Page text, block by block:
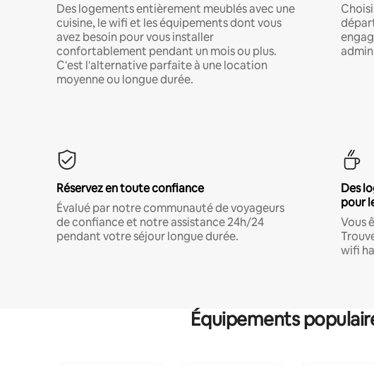
Des logements entièrement meublés avec une
cuisine, le wifi et les équipements dont vous
avez besoin pour vous installer
confortablement pendant un mois ou plus.
C'est l'alternative parfaite à une location
moyenne ou longue durée.
Réservez en toute confiance
Évalué par notre communauté de voyageurs
de confiance et notre assistance 24h/24
pendant votre séjour longue durée.
Des
pour
Vous
wifi
Équipements